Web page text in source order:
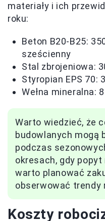
materiały i ich
roku:
Beton B20-B25:
sześcienny
Stal zbrojeniowa:
Styropian EPS 70:
Wełna mineralna:
Warto wiedzieć, że
budowlanych mogą
podczas
okresach, gdy
warto planować
obserwować trendy
Koszty